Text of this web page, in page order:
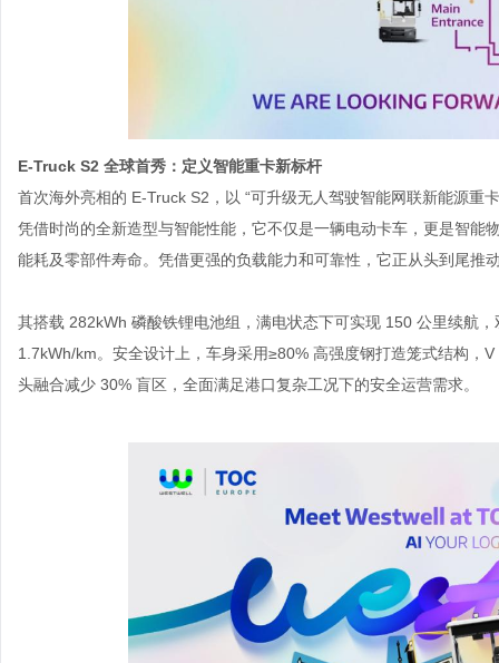
E-Truck S2 全球首秀：定义智能重卡新标杆
首次海外亮相的 E-Truck S2，以 “可升级无人驾驶智能网联新能源重
凭借时尚的全新造型与智能性能，它不仅是一辆电动卡车，更是智能
能耗及零部件寿命。凭借更强的负载能力和可靠性，它正从头到尾推
其搭载 282kWh 磷酸铁锂电池组，满电状态下可实现 150 公里续航
1.7kWh/km。安全设计上，车身采用≥80% 高强度钢打造笼式结构，
头融合减少 30% 盲区，全面满足港口复杂工况下的安全运营需求。